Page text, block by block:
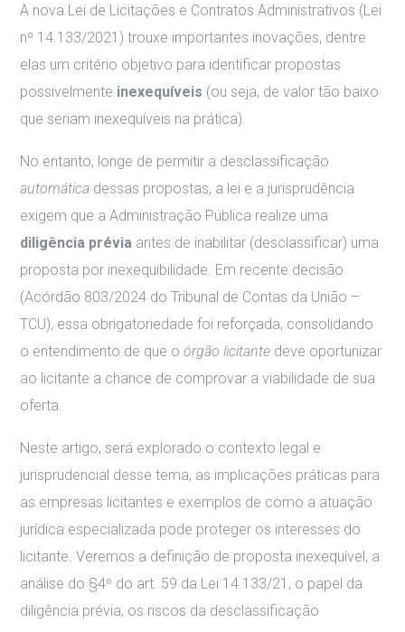
A nova Lei de Licitações e Contratos Administrativos (Lei
nº 14.133/2021) trouxe importantes inovações, dentre
elas um critério objetivo para identificar propostas
possivelmente inexequíveis (ou seja, de valor tão baixo
que seriam inexequíveis na prática).
No entanto, longe de permitir a desclassificação
automática dessas propostas, a lei e a jurisprudência
exigem que a Administração Pública realize uma
diligência prévia antes de inabilitar (desclassificar) uma
proposta por inexequibilidade. Em recente decisão
(Acórdão 803/2024 do Tribunal de Contas da União –
TCU), essa obrigatoriedade foi reforçada, consolidando
o entendimento de que oórgão licitante deve oportunizar
ao licitante a chance de comprovar a viabilidade de sua
oferta.
Neste artigo, será explorado o contexto legal e
jurisprudencial desse tema, as implicações práticas para
as empresas licitantes e exemplos de como a atuação
jurídica especializada pode proteger os interesses do
licitante. Veremos a definição de proposta inexequível, a
análise do §4º do art. 59 da Lei 14.133/21, o papel da
diligência prévia, os riscos da desclassificação